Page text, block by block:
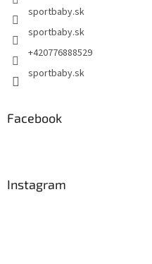
sportbaby.sk
sportbaby.sk
+420776888529
sportbaby.sk
Facebook
Instagram